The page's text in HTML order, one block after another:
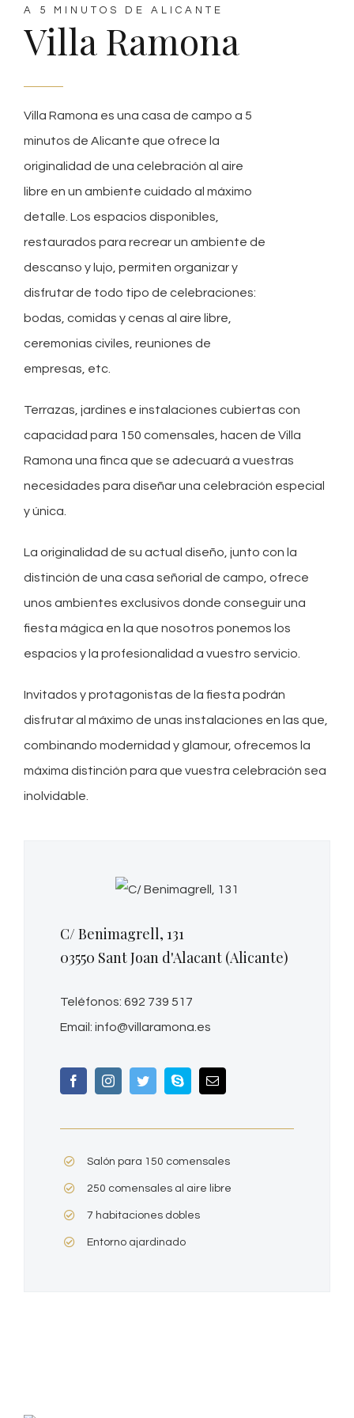
A 5 MINUTOS DE ALICANTE
Villa Ramona
Villa Ramona es una casa de campo a 5
minutos de Alicante que ofrece la
originalidad de una celebración al aire
libre en un ambiente cuidado al máximo
detalle. Los espacios disponibles,
restaurados para recrear un ambiente de
descanso y lujo, permiten organizar y
disfrutar de todo tipo de celebraciones:
bodas, comidas y cenas al aire libre,
ceremonias civiles, reuniones de
empresas, etc.
Terrazas, jardines e instalaciones cubiertas con
capacidad para 150 comensales, hacen de Villa
Ramona una finca que se adecuará a vuestras
necesidades para diseñar una celebración especial
y única.
La originalidad de su actual diseño, junto con la
distinción de una casa señorial de campo, ofrece
unos ambientes exclusivos donde conseguir una
fiesta mágica en la que nosotros ponemos los
espacios y la profesionalidad a vuestro servicio.
Invitados y protagonistas de la fiesta podrán
disfrutar al máximo de unas instalaciones en las que,
combinando modernidad y glamour, ofrecemos la
máxima distinción para que vuestra celebración sea
inolvidable.
C/ Benimagrell, 131
03550 Sant Joan d'Alacant (Alicante)
Teléfonos: 692 739 517
Email: info@villaramona.es
Salón para 150 comensales
250 comensales al aire libre
7 habitaciones dobles
Entorno ajardinado